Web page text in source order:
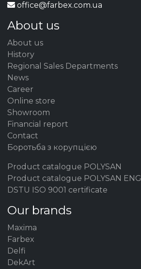
office@farbex.com.ua
About us
About us
History
Regional Sales Departments
News
Career
Online store
Showroom
Financial report
Contact
Боротьба з корупцією
Product catalogue POLYSAN
Product catalogue POLYSAN ENG
DSTU ISO 9001 certificate
Our brands
Maxima
Farbex
Delfi
DekArt